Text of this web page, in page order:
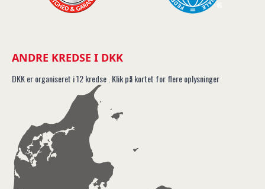
ANDRE KREDSE I DKK
DKK er organiseret i 12 kredse . Klik på kortet for flere oplysninger